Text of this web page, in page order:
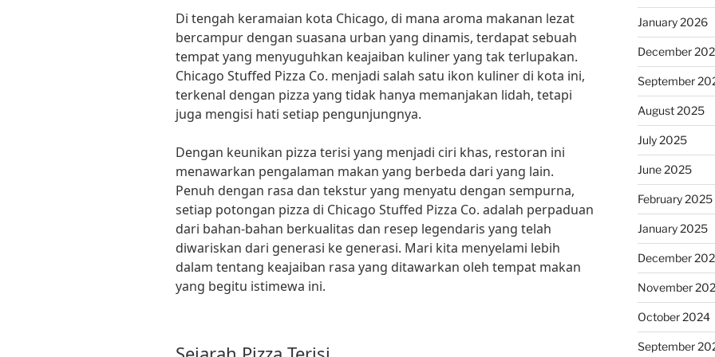
Di tengah keramaian kota Chicago, di mana aroma makanan lezat
bercampur dengan suasana urban yang dinamis, terdapat sebuah
tempat yang menyuguhkan keajaiban kuliner yang tak terlupakan.
Chicago Stuffed Pizza Co. menjadi salah satu ikon kuliner di kota ini,
terkenal dengan pizza yang tidak hanya memanjakan lidah, tetapi
juga mengisi hati setiap pengunjungnya.
Dengan keunikan pizza terisi yang menjadi ciri khas, restoran ini
menawarkan pengalaman makan yang berbeda dari yang lain.
Penuh dengan rasa dan tekstur yang menyatu dengan sempurna,
setiap potongan pizza di Chicago Stuffed Pizza Co. adalah perpaduan
dari bahan-bahan berkualitas dan resep legendaris yang telah
diwariskan dari generasi ke generasi. Mari kita menyelami lebih
dalam tentang keajaiban rasa yang ditawarkan oleh tempat makan
yang begitu istimewa ini.
January 2026
December
September
August 2025
July 2025
June 2025
February 2025
January 2025
December
November
October 2024
September